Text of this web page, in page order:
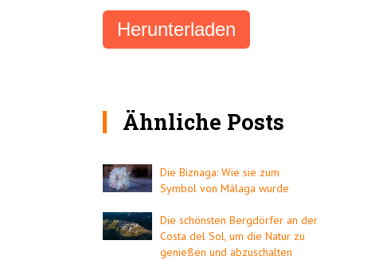
Herunterladen
Ähnliche Posts
Die Biznaga: Wie sie zum
Symbol von Málaga wurde
Die schönsten Bergdörfer an der
Costa del Sol, um die Natur zu
genießen und abzuschalten